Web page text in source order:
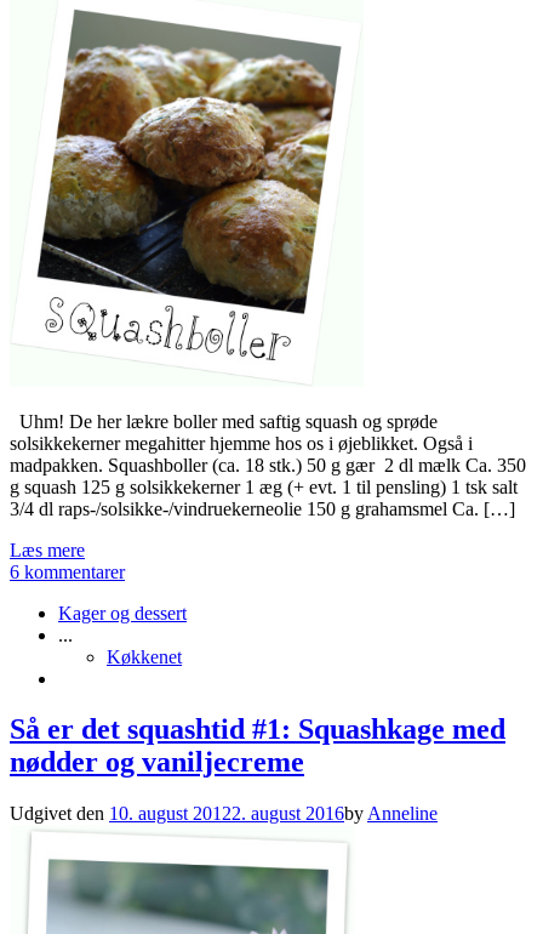
Uhm! De her lækre boller med saftig squash og sprøde
solsikkekerner megahitter hjemme hos os i øjeblikket. Også i
madpakken. Squashboller (ca. 18 stk.) 50 g gær 2 dl mælk Ca. 350
g squash 125 g solsikkekerner 1 æg (+ evt. 1 til pensling) 1 tsk salt
3/4 dl raps-/solsikke-/vindruekerneolie 150 g grahamsmel Ca. […]
Læs mere
6 kommentarer
Kager og dessert
...
Køkkenet
Så er det squashtid #1: Squashkage med
nødder og vaniljecreme
Udgivet den 10. august 20122. august 2016by Anneline